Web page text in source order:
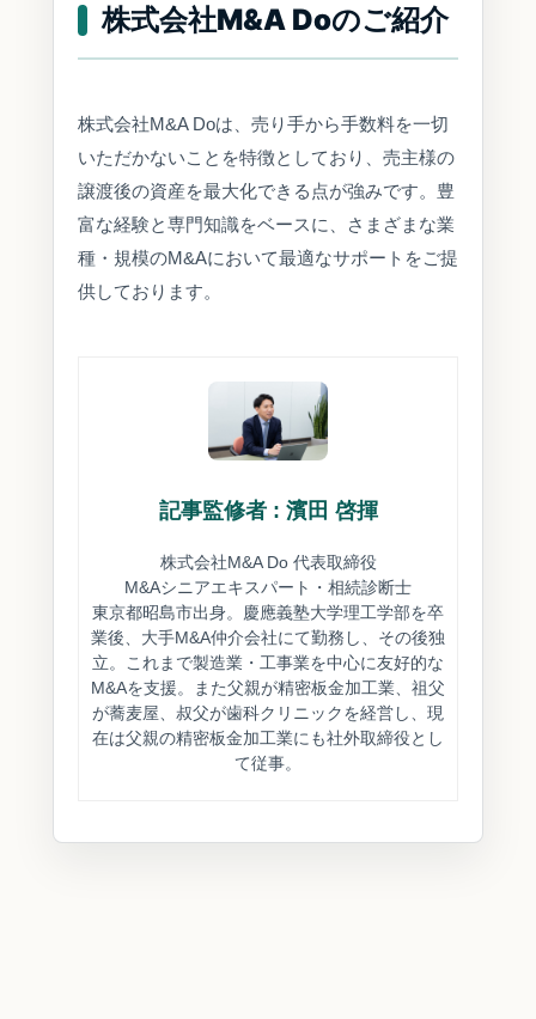
株式会社M&A Doのご紹介
株式会社M&A Doは、売り手から手数料を一切
いただかないことを特徴としており、売主様の
譲渡後の資産を最大化できる点が強みです。豊
富な経験と専門知識をベースに、さまざまな業
種・規模のM&Aにおいて最適なサポートをご提
供しております。
記事監修者 : 濱田 啓揮
株式会社M&A Do 代表取締役
M&Aシニアエキスパート・相続診断士
東京都昭島市出身。慶應義塾大学理工学部を卒
業後、大手M&A仲介会社にて勤務し、その後独
立。これまで製造業・工事業を中心に友好的な
M&Aを支援。また父親が精密板金加工業、祖父
が蕎麦屋、叔父が歯科クリニックを経営し、現
在は父親の精密板金加工業にも社外取締役とし
て従事。